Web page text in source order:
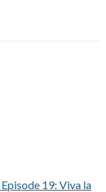
19: Viva la